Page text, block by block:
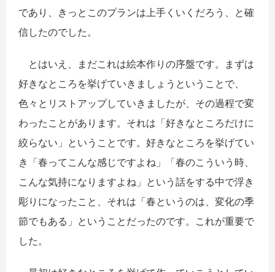
であり、きっとこのプランは上手くいくだろう、と確
信したのでした。
とはいえ、まだこれは絵本作りの序盤です。まずは
好きなところを挙げていきましょうということで、
色々とリストアップしていきましたが、その過程で変
わったことがあります。それは「好きなところだけに
絞らない」ということです。好きなところを挙げてい
き「春ってこんな感じですよね」「春のこういう時、
こんな気持になりますよね」という話をする中で浮き
彫りになったこと、それは「春というのは、変化の季
節でもある」ということだったのです。これが重要で
した。